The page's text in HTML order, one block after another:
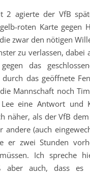
2 agierte der VfB
roten Karte gegen
zwar den nötigen
zu verlassen, dabei
das
das geöffnete
Mannschaft noch
eine Antwort und
näher, als der VfB dem
(auch
er zwei Stunden
Ich spreche
aber auch, dass